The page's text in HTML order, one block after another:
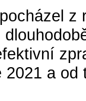
2021 a